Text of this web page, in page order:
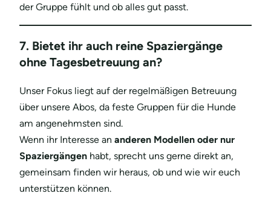
der Gruppe fühlt und ob alles gut passt.
7. Bietet ihr auch reine Spaziergänge
ohne Tagesbetreuung an?
Unser Fokus liegt auf der regelmäßigen Betreuung
über unsere Abos, da feste Gruppen für die Hunde
am angenehmsten sind.
Wenn ihr Interesse an anderen Modellen oder nur
Spaziergängen habt, sprecht uns gerne direkt an,
gemeinsam finden wir heraus, ob und wie wir euch
unterstützen können.